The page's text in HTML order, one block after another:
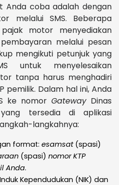
Anda coba adalah dengan
melalui SMS. Beberapa
motor menyediakan
melalui pesan
mengikuti petunjuk yang
untuk menyelesaikan
tanpa harus menghadiri
pemilik. Dalam hal ini, Anda
ke nomor GatewayDinas
tersedia di aplikasi
langkahnya:
format: esamsat(spasi)
(spasi) nomor KTP
Anda.
Kependudukan (NIK) dan